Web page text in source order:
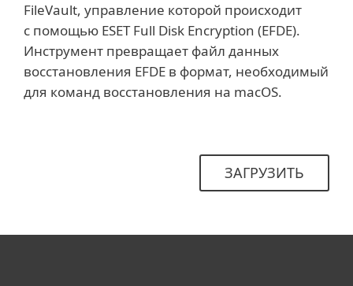
FileVault, управление которой происходит
с помощью ESET Full Disk Encryption (EFDE).
Инструмент превращает файл данных
восстановления EFDE в формат, необходимый
для команд восстановления на macOS.
ЗАГРУЗИТЬ